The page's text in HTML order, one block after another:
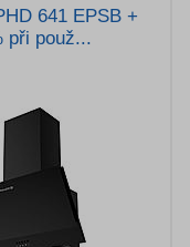
641 EPSB +
při použ...